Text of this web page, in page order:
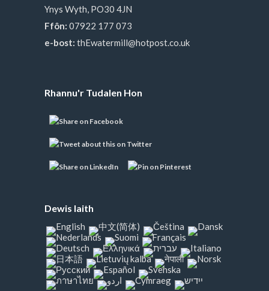
Ynys Wyth, PO30 4JN
Ffôn: 07922 177 073
e-bost: thEwatermill@hotpost.co.uk
Rhannu'r Tudalen Hon
Dewis Iaith